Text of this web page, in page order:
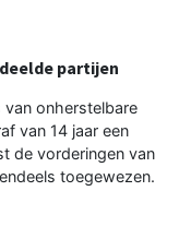
partijen
onherstelbare
van 14 jaar een
de vorderingen van
toegewezen.